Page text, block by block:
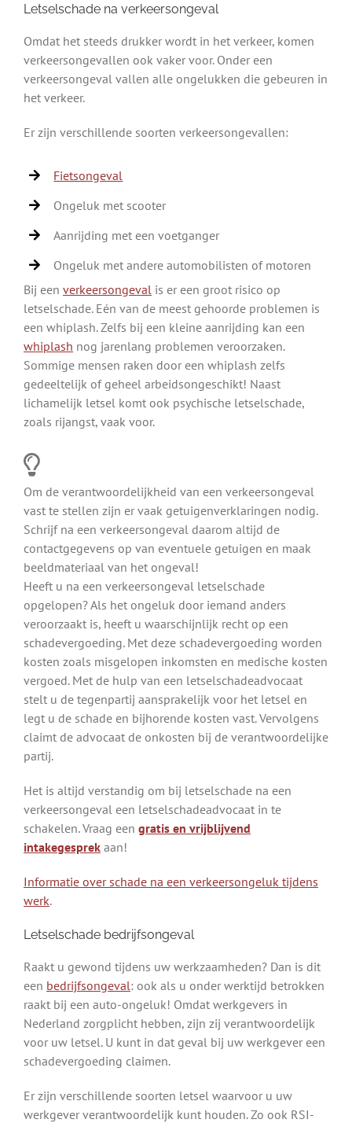
Letselschade na verkeersongeval
Omdat het steeds drukker wordt in het verkeer, komen
verkeersongevallen ook vaker voor. Onder een
verkeersongeval vallen alle ongelukken die gebeuren in
het verkeer.
Er zijn verschillende soorten verkeersongevallen:
Fietsongeval
Ongeluk met scooter
Aanrijding met een voetganger
Ongeluk met andere automobilisten of motoren
Bij een verkeersongeval is er een groot risico op
letselschade. Eén van de meest gehoorde problemen is
een whiplash. Zelfs bij een kleine aanrijding kan een
whiplash nog jarenlang problemen veroorzaken.
Sommige mensen raken door een whiplash zelfs
gedeeltelijk of geheel arbeidsongeschikt! Naast
lichamelijk letsel komt ook psychische letselschade,
zoals rijangst, vaak voor.
Om de verantwoordelijkheid van een verkeersongeval
vast te stellen zijn er vaak getuigenverklaringen nodig.
Schrijf na een verkeersongeval daarom altijd de
contactgegevens op van eventuele getuigen en maak
beeldmateriaal van het ongeval!
Heeft u na een verkeersongeval letselschade
opgelopen? Als het ongeluk door iemand anders
veroorzaakt is, heeft u waarschijnlijk recht op een
schadevergoeding. Met deze schadevergoeding worden
kosten zoals misgelopen inkomsten en medische kosten
vergoed. Met de hulp van een letselschadeadvocaat
stelt u de tegenpartij aansprakelijk voor het letsel en
legt u de schade en bijhorende kosten vast. Vervolgens
claimt de advocaat de onkosten bij de verantwoordelijke
partij.
Het is altijd verstandig om bij letselschade na een
verkeersongeval een letselschadeadvocaat in te
schakelen. Vraag een gratis en vrijblijvend
intakegesprek aan!
Informatie over schade na een verkeersongeluk tijdens
werk.
Letselschade bedrijfsongeval
Raakt u gewond tijdens uw werkzaamheden? Dan is dit
een bedrijfsongeval: ook als u onder werktijd betrokken
raakt bij een auto-ongeluk! Omdat werkgevers in
Nederland zorgplicht hebben, zijn zij verantwoordelijk
voor uw letsel. U kunt in dat geval bij uw werkgever een
schadevergoeding claimen.
Er zijn verschillende soorten letsel waarvoor u uw
werkgever verantwoordelijk kunt houden. Zo ook RSI-